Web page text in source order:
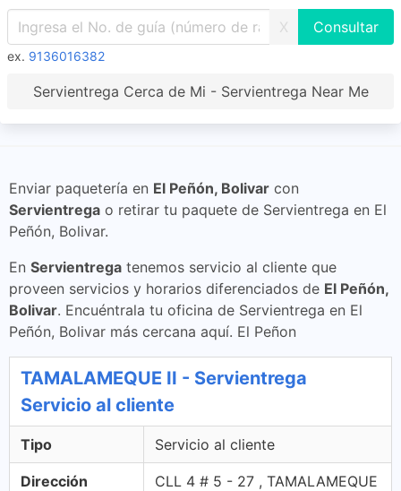
X
ex. 9136016382
Servientrega Cerca de Mi - Servientrega Near Me
Enviar paquetería en El Peñón, Bolivar con
Servientrega o retirar tu paquete de Servientrega en El
Peñón, Bolivar.
En Servientrega tenemos servicio al cliente que
proveen servicios y horarios diferenciados de El Peñón,
Bolivar. Encuéntrala tu oficina de Servientrega en El
Peñón, Bolivar más cercana aquí. El Peñon
TAMALAMEQUE II - Servientrega
Servicio al cliente
Tipo Servicio al cliente
Dirección
CLL 4 # 5 - 27 , TAMALAMEQUE